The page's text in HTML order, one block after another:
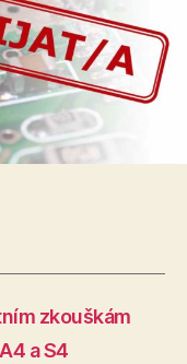
zkouškám
a S4